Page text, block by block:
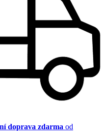
doprava zdarma od